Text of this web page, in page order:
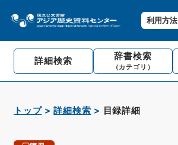
利用方法
詳細検索 辞書検索
（カテゴリ）
トップ 詳細検索 目録詳細